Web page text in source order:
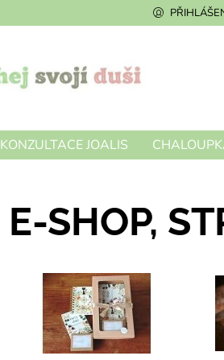
KONZULTACE JOALIS
E-SHOP,